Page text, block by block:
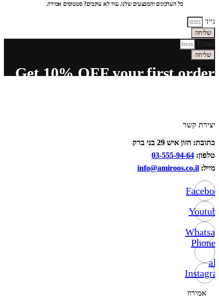
כל העדכונים והמבצעים שלנו. עוד לא עוקבים? סטטוסים אמירוז.
נייד
שליחה
Email
שליחה
Get 10% OFF your first order
יצירת קשר
כתובת: חזון איש 29 בני ברק
טלפון: 03-555-94-64
מייל: info@amiroos.co.il
Phone-
alt
אמירוז